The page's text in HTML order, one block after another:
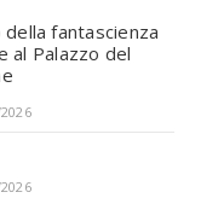
della fantascienza
al Palazzo del